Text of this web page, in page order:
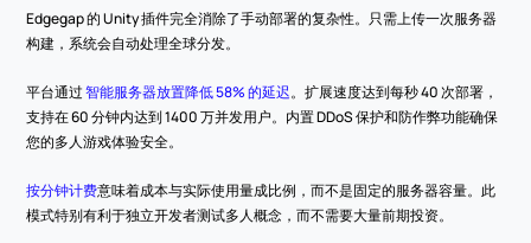
Edgegap 的 Unity 插件完全消除了手动部署的复杂性。只需上传一次服务器
构建，系统会自动处理全球分发。
平台通过 智能服务器放置降低 58% 的延迟。扩展速度达到每秒 40 次部署，
支持在 60 分钟内达到 1400 万并发用户。内置 DDoS 保护和防作弊功能确保
您的多人游戏体验安全。
按分钟计费意味着成本与实际使用量成比例，而不是固定的服务器容量。此
模式特别有利于独立开发者测试多人概念，而不需要大量前期投资。